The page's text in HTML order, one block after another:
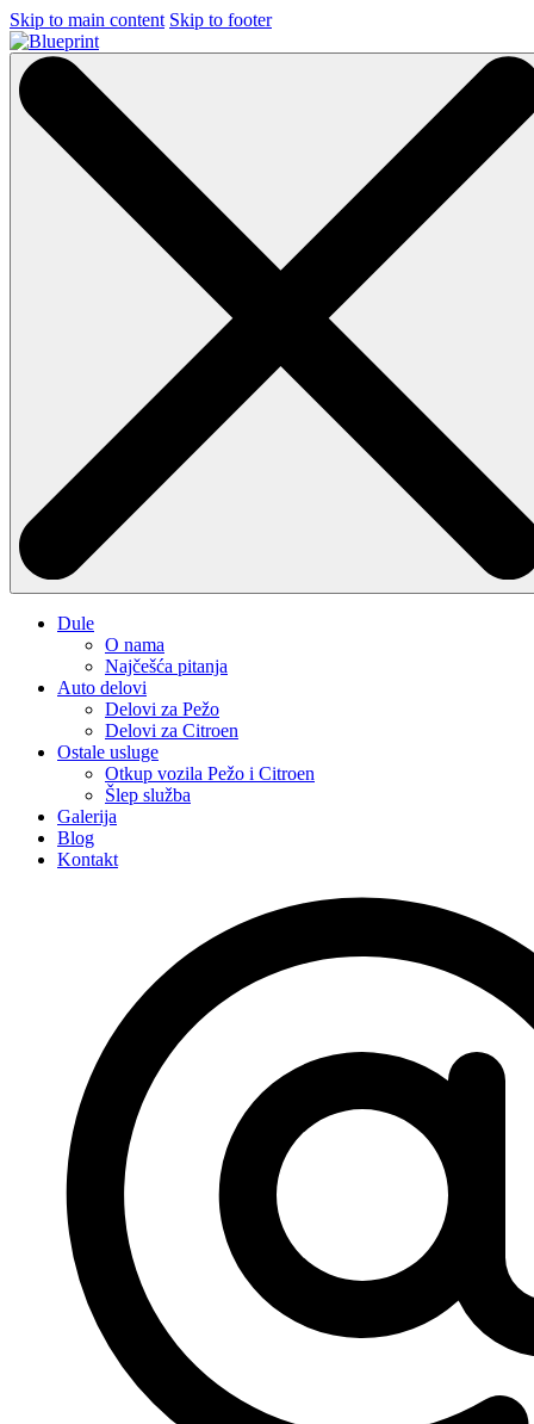
Skip to main content Skip to footer
Dule
O nama
Najčešća pitanja
Auto delovi
Delovi za Pežo
Delovi za Citroen
Ostale usluge
Otkup vozila Pežo i Citroen
Šlep služba
Galerija
Blog
Kontakt